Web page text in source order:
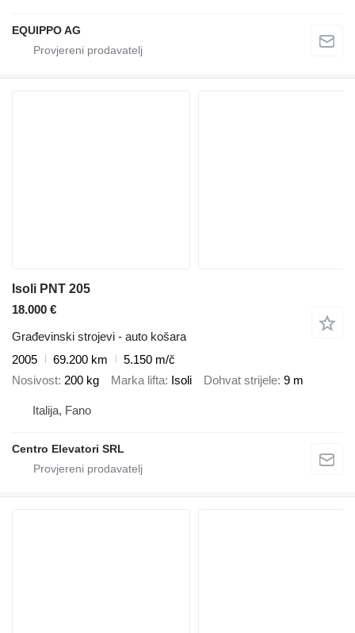
EQUIPPO AG
Isoli PNT 205
18.000 €
Građevinski strojevi - auto košara
2005
69.200 km
5.150 m/č
Nosivost 200 kg Marka lifta Isoli Dohvat strijele 9 m
Italija, Fano
Centro Elevatori SRL